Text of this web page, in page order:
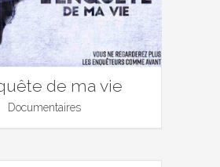
de ma vie
Documentaires